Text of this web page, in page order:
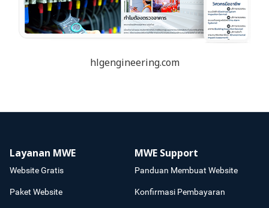
hlgengineering.com
Layanan MWE
Website Gratis
Paket Website
MWE Support
Panduan Membuat Website
Konfirmasi Pembayaran